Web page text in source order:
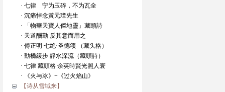
· 七律 宁为玉碎，不为瓦全
· 沉痛悼念黃元璋先生
· 「物華天寶人傑地靈」藏頭詩
· 天道酬勤 反其意而用之
· 傅正明 七绝·圣德颂 （藏头格）
· 動橋緩步 靜水深流（藏頭詩）
· 七律 藏頭格 余英時賢光照人寰
· 《火与冰》+《过火焰山》
【诗从雪域来】